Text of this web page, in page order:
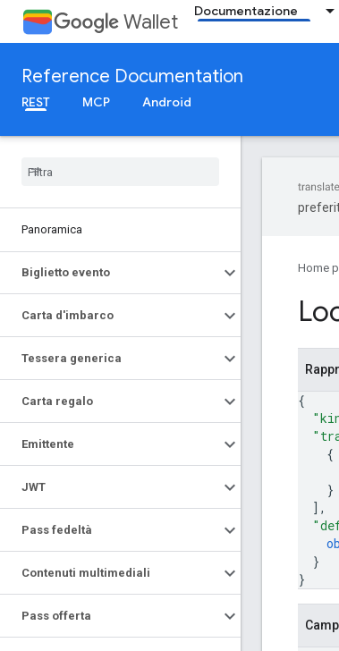
Wallet Documentazione
Reference Documentation
REST MCP Android
Panoramica
Biglietto evento
Carta d'imbarco
Tessera generica
Carta regalo
Emittente
JWT
Pass fedeltà
Contenuti multimediali
Pass offerta
Home
{
{
}
] ,
}
}